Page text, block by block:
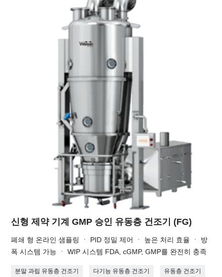
신형 제약 기계 GMP 승인 유동층 건조기 (FG)
폐쇄 형 온라인 샘플링 ㆍ PID 정밀 제어 ㆍ 높은 처리 효율 ㆍ 방
폭 시스템 가능 ㆍ WIP 시스템 FDA, cGMP, GMP를 완전히 충족
분말 과립 유동층 건조기 다기능 유동층 건조기 유동층 건조기